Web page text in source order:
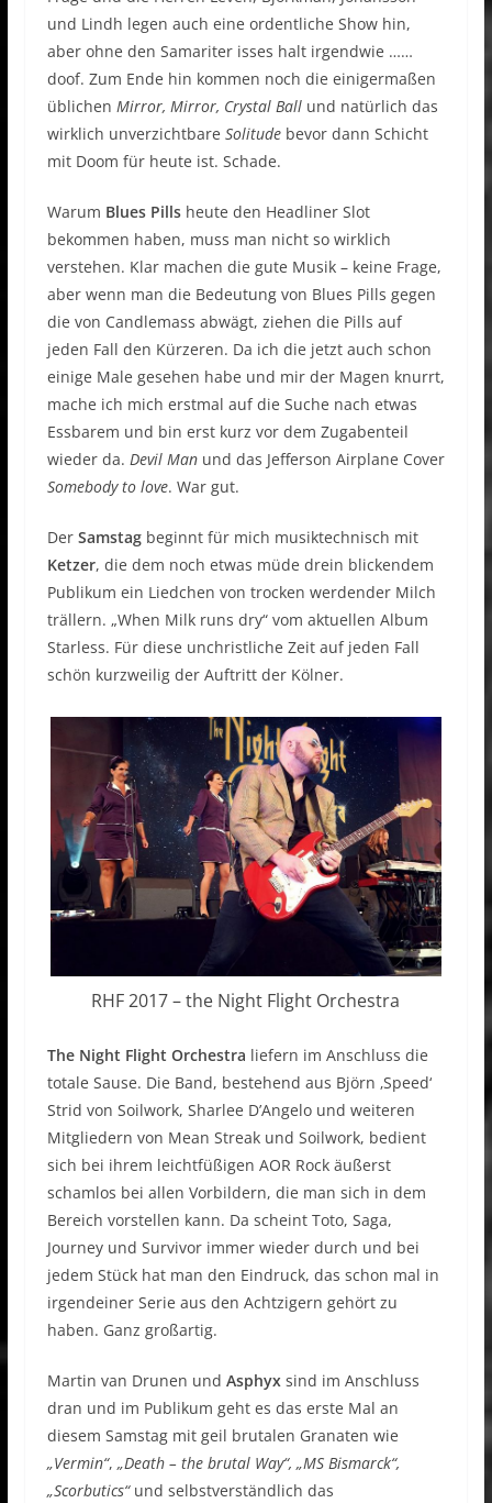
und Lindh legen auch eine ordentliche Show hin,
aber ohne den Samariter isses halt irgendwie ……
doof. Zum Ende hin kommen noch die einigermaßen
üblichen Mirror, Mirror, Crystal Ballund natürlich das
wirklich unverzichtbare Solitudebevor dann Schicht
mit Doom für heute ist. Schade.
Warum Blues Pillsheute den Headliner Slot
bekommen haben, muss man nicht so wirklich
verstehen. Klar machen die gute Musik – keine Frage,
aber wenn man die Bedeutung von Blues Pills gegen
die von Candlemass abwägt, ziehen die Pills auf
jeden Fall den Kürzeren. Da ich die jetzt auch schon
einige Male gesehen habe und mir der Magen knurrt,
mache ich mich erstmal auf die Suche nach etwas
Essbarem und bin erst kurz vor dem Zugabenteil
wieder da. Devil Manund das Jefferson Airplane Cover
Somebody to love. War gut.
Der Samstag beginnt für mich musiktechnisch mit
Ketzer, die dem noch etwas müde drein blickendem
Publikum ein Liedchen von trocken werdender Milch
trällern. „When Milk runs dry“ vom aktuellen Album
Starless. Für diese unchristliche Zeit auf jeden Fall
schön kurzweilig der Auftritt der Kölner.
RHF 2017 – the Night Flight Orchestra
The Night Flight Orchestra liefern im Anschluss die
totale Sause. Die Band, bestehend aus Björn ‚Speed‘
Strid von Soilwork, Sharlee D’Angelo und weiteren
Mitgliedern von Mean Streak und Soilwork, bedient
sich bei ihrem leichtfüßigen AOR Rock äußerst
schamlos bei allen Vorbildern, die man sich in dem
Bereich vorstellen kann. Da scheint Toto, Saga,
Journey und Survivor immer wieder durch und bei
jedem Stück hat man den Eindruck, das schon mal in
irgendeiner Serie aus den Achtzigern gehört zu
haben. Ganz großartig.
Martin van Drunen und Asphyxsind im Anschluss
dran und im Publikum geht es das erste Mal an
diesem Samstag mit geil brutalen Granaten wie
„Vermin“, „Death – the brutal Way“, „MS Bismarck“,
„Scorbutics“und selbstverständlich das